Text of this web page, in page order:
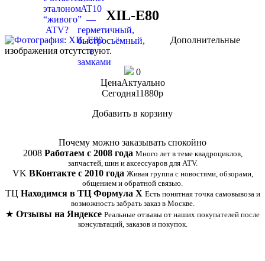
XIL-E80
Дополнительные
изображения отсутствуют.
0
ЦенаАктуально
Сегодня11880p
Добавить в корзину
Почему можно заказывать спокойно
2008 Работаем с 2008 года Много лет в теме квадроциклов,
запчастей, шин и аксессуаров для ATV.
VK ВКонтакте с 2010 года Живая группа с новостями, обзорами,
общением и обратной связью.
ТЦ Находимся в ТЦ Формула Х Есть понятная точка самовывоза и
возможность забрать заказ в Москве.
★ Отзывы на Яндексе Реальные отзывы от наших покупателей после
консультаций, заказов и покупок.